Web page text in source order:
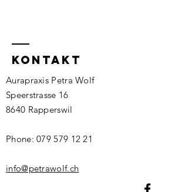
kontakt
Aurapraxis Petra Wolf
Speerstrasse 16
8640 Rapperswil
Phone:079 579 12 21
info@petrawolf.ch